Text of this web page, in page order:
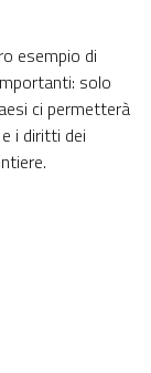
esempio di
solo
ci permetterà
i diritti dei